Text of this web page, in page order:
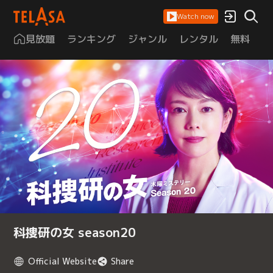
Watch now
見放題 ランキング ジャンル レンタル 無料
科捜研の女 season20
Official Website Share